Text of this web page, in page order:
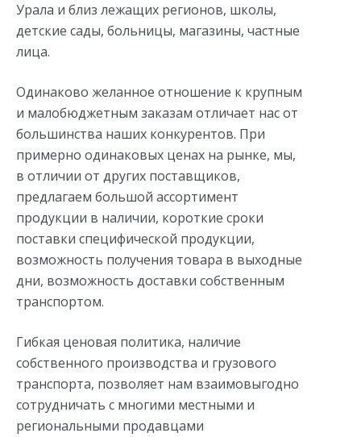
Урала и близ лежащих регионов, школы,
детские сады, больницы, магазины, частные
лица.
Одинаково желанное отношение к крупным
и малобюджетным заказам отличает нас от
большинства наших конкурентов. При
примерно одинаковых ценах на рынке, мы,
в отличии от других поставщиков,
предлагаем большой ассортимент
продукции в наличии, короткие сроки
поставки специфической продукции,
возможность получения товара в выходные
дни, возможность доставки собственным
транспортом.
Гибкая ценовая политика, наличие
собственного производства и грузового
транспорта, позволяет нам взаимовыгодно
сотрудничать с многими местными и
региональными продавцами